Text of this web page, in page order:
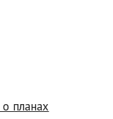
планах